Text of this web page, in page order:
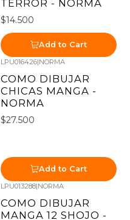
TERROR - NORMA
$14.500
Add to Cart
LPU016426|NORMA
COMO DIBUJAR
CHICAS MANGA -
NORMA
$27.500
Add to Cart
LPU013288|NORMA
COMO DIBUJAR
MANGA 12 SHOJO -